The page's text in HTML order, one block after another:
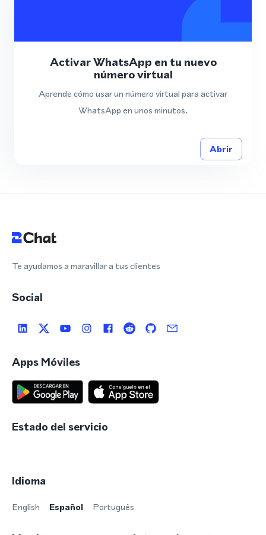
Activar WhatsApp en tu nuevo
número virtual
Aprende cómo usar un número virtual para activar
WhatsApp en unos minutos.
Abrir
Te ayudamos a maravillar a tus clientes
Social
Apps Móviles
Estado del servicio
Idioma
English Español Português